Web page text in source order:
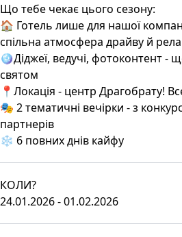
Що тебе чекає цього сезону:
🏠 Готель лише для нашої
спільна атмосфера драйву й
🪩Діджеї, ведучі, фотоконтент -
святом
📍Локація - центр Драгобрату!
🎭 2 тематичні вечірки - з
партнерів
❄️ 6 повних днів кайфу
КОЛИ?
24.01.2026 - 01.02.2026